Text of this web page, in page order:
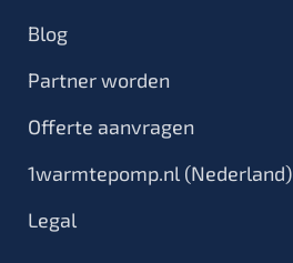
Blog
Partner worden
Offerte aanvragen
1warmtepomp.nl (Nederland)
Legal